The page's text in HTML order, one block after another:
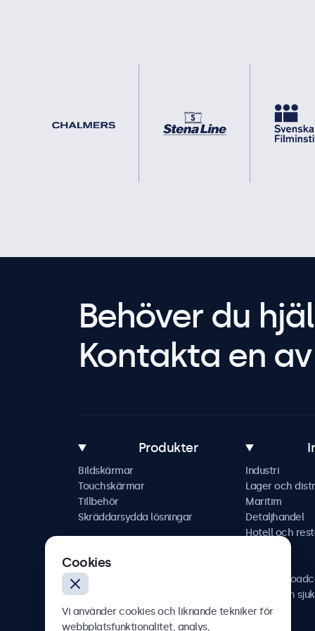
Behöver du
Kontakta en
Produkter
Bildskärmar
Touchskärmar
Tillbehör
Skräddarsydda lösningar
Industri
Lager och
Maritim
Detaljhandel
Hotell och
AV och
Hälso- och
Cookies
Vi använder cookies och liknande tekniker för
webbplatsfunktionalitet, analys,